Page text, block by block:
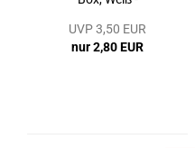
UVP 3,50 EUR
nur 2,80 EUR